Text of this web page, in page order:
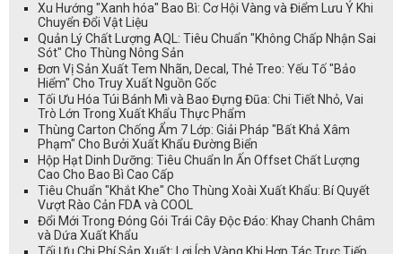
Xu Hướng "Xanh hóa" Bao Bì: Cơ Hội Vàng và Điểm Lưu Ý Khi
Chuyển Đổi Vật Liệu
Quản Lý Chất Lượng AQL: Tiêu Chuẩn "Không Chấp Nhận Sai
Sót" Cho Thùng Nông Sản
Đơn Vị Sản Xuất Tem Nhãn, Decal, Thẻ Treo: Yếu Tố "Bảo
Hiểm" Cho Truy Xuất Nguồn Gốc
Tối Ưu Hóa Túi Bánh Mì và Bao Đựng Đũa: Chi Tiết Nhỏ, Vai
Trò Lớn Trong Xuất Khẩu Thực Phẩm
Thùng Carton Chống Ẩm 7 Lớp: Giải Pháp "Bất Khả Xâm
Phạm" Cho Bưởi Xuất Khẩu Đường Biển
Hộp Hạt Dinh Dưỡng: Tiêu Chuẩn In Ấn Offset Chất Lượng
Cao Cho Bao Bì Cao Cấp
Tiêu Chuẩn "Khắt Khe" Cho Thùng Xoài Xuất Khẩu: Bí Quyết
Vượt Rào Cản FDA và COOL
Đổi Mới Trong Đóng Gói Trái Cây Độc Đáo: Khay Chanh Châm
và Dứa Xuất Khẩu